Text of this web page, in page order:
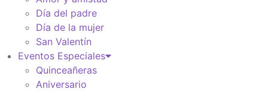
Día del padre
Día de la mujer
San Valentín
Eventos Especiales
Quinceañeras
Aniversario